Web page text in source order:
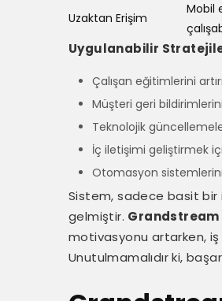
Uzaktan Erişim
Mobil
Uygulanabilir
Çalışan eğitimlerini
Müşteri geri
Teknolojik
İç iletişimi geliştirmek
Otomasyon
Sistem, sadece basit bir
gelmiştir.
motivasyonu artarken, iş
Unutulmamalıdır ki,